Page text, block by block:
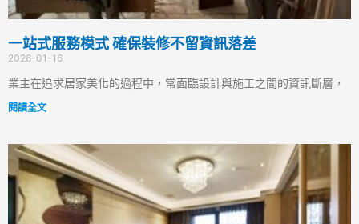
一站式服務模式 確保裝修不留資訊落差
2026-01-16
業主在追求居家美化的過程中，常面臨設計與施工之間的資訊斷層，
閱讀全文